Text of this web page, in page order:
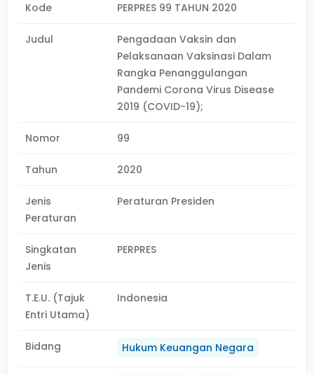
Kode PERPRES 99 TAHUN 2020
Judul
Pengadaan Vaksin dan
Pelaksanaan Vaksinasi Dalam
Rangka Penanggulangan
Pandemi Corona Virus Disease
2019 (COVID-19);
Nomor 99
Tahun 2020
Jenis
Peraturan
Peraturan Presiden
Singkatan
Jenis
PERPRES
T.E.U. (Tajuk
Entri Utama)
Indonesia
Bidang Hukum Keuangan Negara